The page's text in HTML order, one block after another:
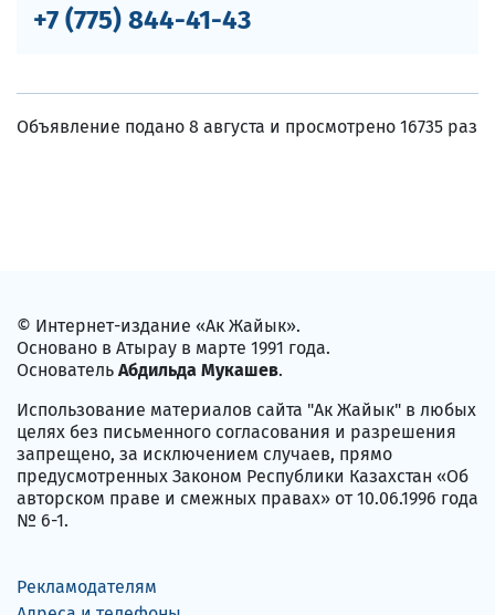
+7 (775) 844-41-43
Объявление подано 8 августа и просмотрено 16735 раз
© Интернет-издание «Ак Жайык».
Основано в Атырау в марте 1991 года.
Основатель Абдильда Мукашев.
Использование материалов сайта "Ак Жайык" в любых
целях без письменного согласования и разрешения
запрещено, за исключением случаев, прямо
предусмотренных Законом Республики Казахстан «Об
авторском праве и смежных правах» от 10.06.1996 года
№ 6-1.
Рекламодателям